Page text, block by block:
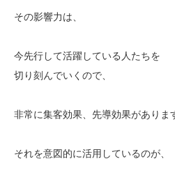
その影響力は、
今先行して活躍している人たちを
切り刻んでいくので、
非常に集客効果、先導効果がありま
それを意図的に活用しているのが、